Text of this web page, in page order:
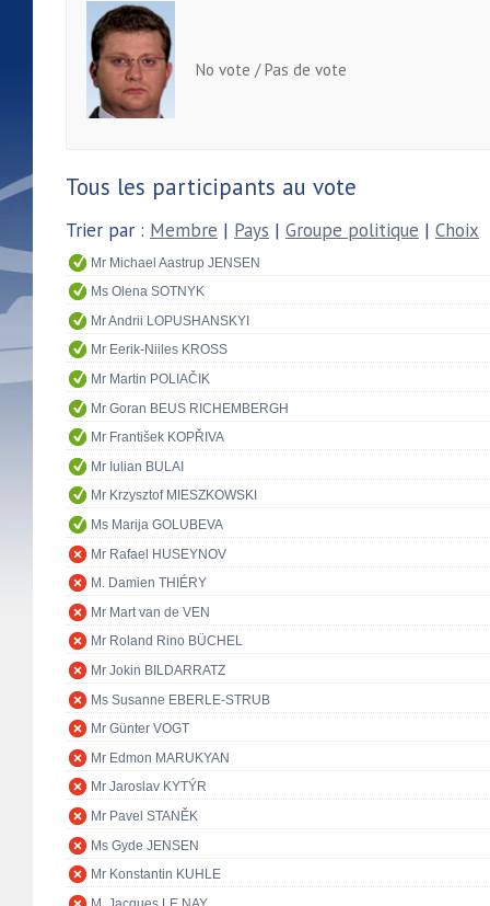
No vote / Pas de vote
Tous les participants au vote
Trier par : Membre | Pays | Groupe politique | Choix
Mr Michael Aastrup JENSEN
Ms Olena SOTNYK
Mr Andrii LOPUSHANSKYI
Mr Eerik-Niiles KROSS
Mr Martin POLIAČIK
Mr Goran BEUS RICHEMBERGH
Mr František KOPŘIVA
Mr Iulian BULAI
Mr Krzysztof MIESZKOWSKI
Ms Marija GOLUBEVA
Mr Rafael HUSEYNOV
M. Damien THIÉRY
Mr Mart van de VEN
Mr Roland Rino BÜCHEL
Mr Jokin BILDARRATZ
Ms Susanne EBERLE-STRUB
Mr Günter VOGT
Mr Edmon MARUKYAN
Mr Jaroslav KYTÝR
Mr Pavel STANĚK
Ms Gyde JENSEN
Mr Konstantin KUHLE